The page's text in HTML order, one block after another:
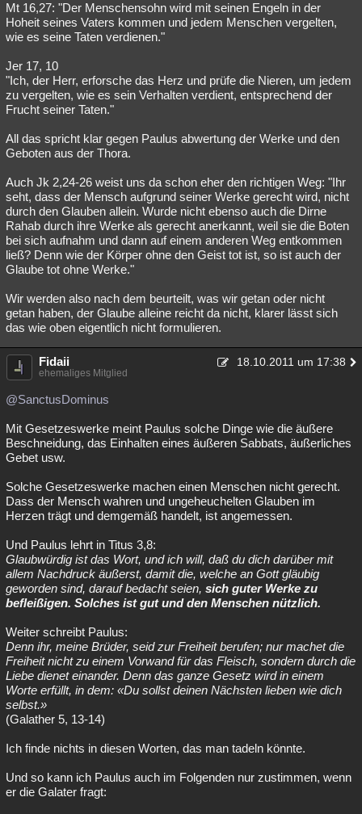
Mt 16,27: "Der Menschensohn wird mit seinen Engeln in der
Hoheit seines Vaters kommen und jedem Menschen vergelten,
wie es seine Taten verdienen."
Jer 17, 10
"Ich, der Herr, erforsche das Herz und prüfe die Nieren, um jedem
zu vergelten, wie es sein Verhalten verdient, entsprechend der
Frucht seiner Taten."
All das spricht klar gegen Paulus abwertung der Werke und den
Geboten aus der Thora.
Auch Jk 2,24-26 weist uns da schon eher den richtigen Weg: "Ihr
seht, dass der Mensch aufgrund seiner Werke gerecht wird, nicht
durch den Glauben allein. Wurde nicht ebenso auch die Dirne
Rahab durch ihre Werke als gerecht anerkannt, weil sie die Boten
bei sich aufnahm und dann auf einem anderen Weg entkommen
ließ? Denn wie der Körper ohne den Geist tot ist, so ist auch der
Glaube tot ohne Werke."
Wir werden also nach dem beurteilt, was wir getan oder nicht
getan haben, der Glaube alleine reicht da nicht, klarer lässt sich
das wie oben eigentlich nicht formulieren.
Fidaii 18.10.2011 um 17:38
ehemaliges Mitglied
@SanctusDominus
Mit Gesetzeswerke meint Paulus solche Dinge wie die äußere
Beschneidung, das Einhalten eines äußeren Sabbats, äußerliches
Gebet usw.
Solche Gesetzeswerke machen einen Menschen nicht gerecht.
Dass der Mensch wahren und ungeheuchelten Glauben im
Herzen trägt und demgemäß handelt, ist angemessen.
Und Paulus lehrt in Titus 3,8:
Glaubwürdig ist das Wort, und ich will, daß du dich darüber mit
allem Nachdruck äußerst, damit die, welche an Gott gläubig
geworden sind, darauf bedacht seien, sich guter Werke zu
befleißigen. Solches ist gut und den Menschen nützlich.
Weiter schreibt Paulus:
Denn ihr, meine Brüder, seid zur Freiheit berufen; nur machet die
Freiheit nicht zu einem Vorwand für das Fleisch, sondern durch die
Liebe dienet einander. Denn das ganze Gesetz wird in einem
Worte erfüllt, in dem: «Du sollst deinen Nächsten lieben wie dich
selbst.»
(Galather 5, 13-14)
Ich finde nichts in diesen Worten, das man tadeln könnte.
Und so kann ich Paulus auch im Folgenden nur zustimmen, wenn
er die Galater fragt: